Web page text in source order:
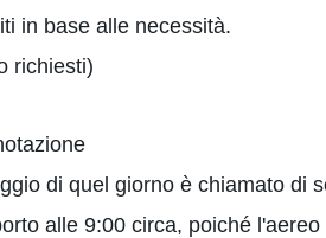
in base alle necessità.
richiesti)
di quel giorno è chiamato di
alle 9:00 circa, poiché